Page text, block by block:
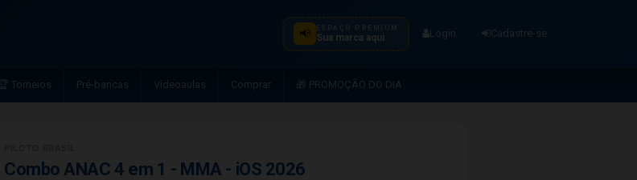
📢 Sua marca aqui Login Cadastre-se
🏆 Torneios Pré-bancas Videoaulas Comprar 🎁 PROMOÇÃO DO DIA
Combo ANAC 4 em 1 - MMA - iOS 2026